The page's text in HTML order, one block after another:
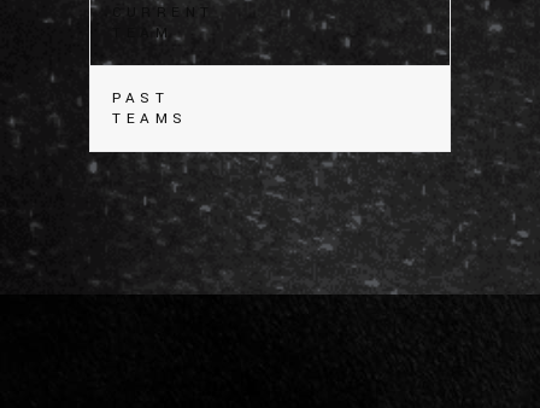
CURRENT
TEAM
PAST
TEAMS